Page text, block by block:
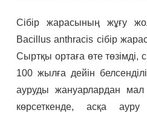
Сібір жарасының жұғу
Bacillus anthracis сібір
Сыртқы ортаға өте төзімді,
100 жылға дейін
ауруды жануарлардан мал
көрсеткенде, асқа